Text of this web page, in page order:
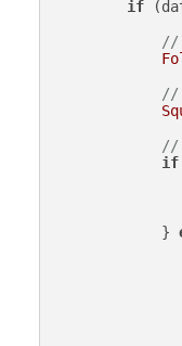
if
//
//
//
if
            }